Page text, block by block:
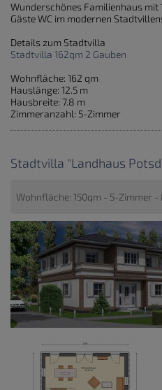
Wunderschönes Familienhaus mit
Gäste WC im modernen
Details zum Stadtvilla
Stadtvilla 162qm 2 Gauben
Wohnfläche: 162 qm
Hauslänge: 12.5 m
Hausbreite: 7.8 m
Zimmeranzahl: 5-Zimmer
Stadtvilla "Landhaus
Wohnfläche: 150qm - 5-Zimmer